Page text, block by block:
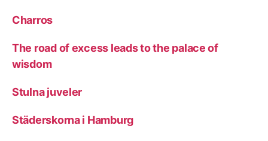
Charros
The road of excess leads to the palace of
wisdom
Stulna juveler
Städerskorna i Hamburg